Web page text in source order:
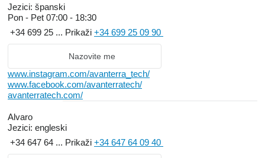
Jezici: španski
Pon - Pet 07:00 - 18:30
+34 699 25 ... Prikaži +34 699 25 09 90
Nazovite me
www.instagram.com/avanterra_tech/
www.facebook.com/avanterratech/
avanterratech.com/
Alvaro
Jezici: engleski
+34 647 64 ... Prikaži +34 647 64 09 40